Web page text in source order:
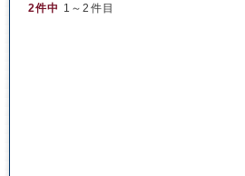
2件中 1～2件目